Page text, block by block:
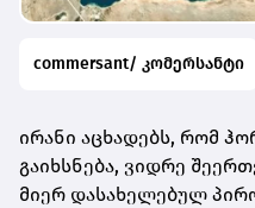
commersant/ კომერსანტი
ირანი აცხადებს, რომ
გაიხსნება, ვიდრე
მიერ დასახელებულ